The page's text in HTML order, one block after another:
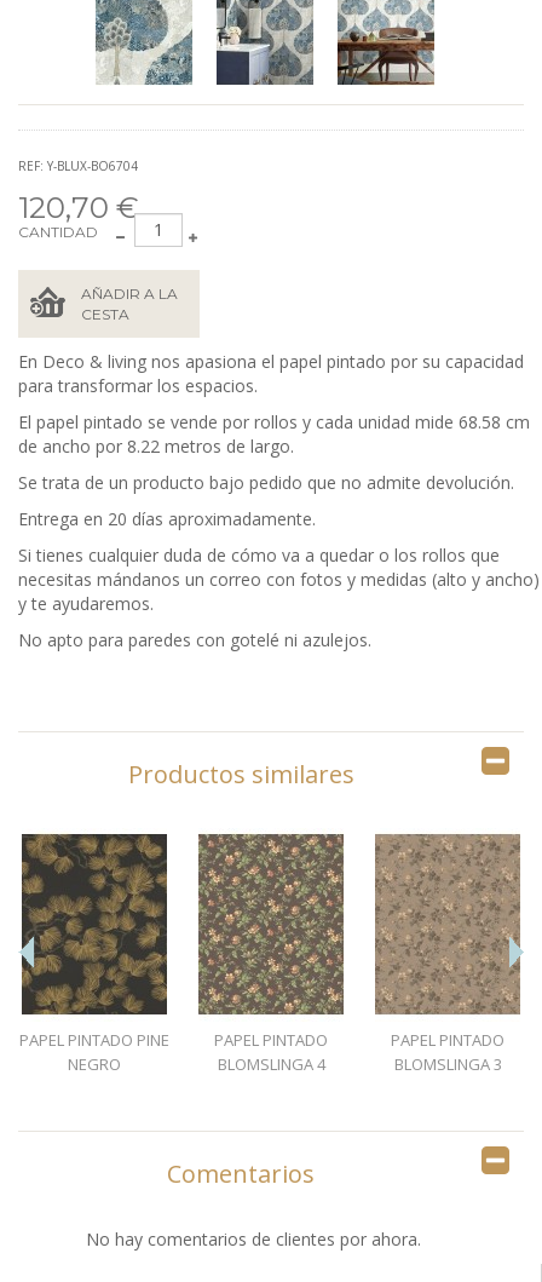
REF: Y-BLUX-BO6704
120,70 €
CANTIDAD
AÑADIR A LA
CESTA
En Deco & living nos apasiona el papel pintado por su capacidad
para transformar los espacios.
El papel pintado se vende por rollos y cada unidad mide 68.58 cm
de ancho por 8.22 metros de largo.
Se trata de un producto bajo pedido que no admite devolución.
Entrega en 20 días aproximadamente.
Si tienes cualquier duda de cómo va a quedar o los rollos que
necesitas mándanos un correo con fotos y medidas (alto y ancho)
y te ayudaremos.
No apto para paredes con gotelé ni azulejos.
Productos similares
PAPEL PINTADO PINE
NEGRO
PAPEL PINTADO
BLOMSLINGA 4
PAPEL PINTADO
BLOMSLINGA 3
Comentarios
No hay comentarios de clientes por ahora.